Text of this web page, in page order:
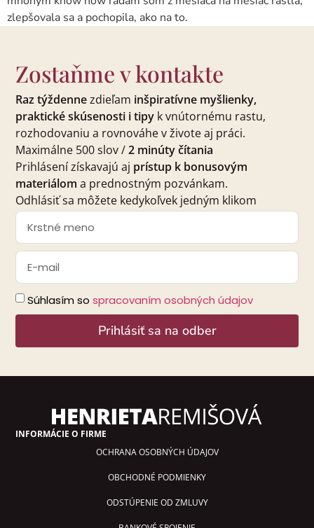
zlepšovala sa a pochopila, ako na to.
Zostaňme v kontakte
Raz týždennezdieľam inšpiratívne myšlienky,
praktické skúsenosti i tipy k vnútornému rastu,
rozhodovaniu a rovnováhe v živote aj práci.
Maximálne 500 slov /2 minúty čítania
Prihlásení získavajú aj prístup k bonusovým
materiálom a prednostným pozvánkam.
Odhlásiť sa môžete kedykoľvek jedným klikom
Súhlasím so spracovaním osobných údajov
Prihlásiť sa na odber
INFORMÁCIE O FIRME
OCHRANA OSOBNÝCH ÚDAJOV
OBCHODNÉ PODMIENKY
ODSTÚPENIE OD ZMLUVY